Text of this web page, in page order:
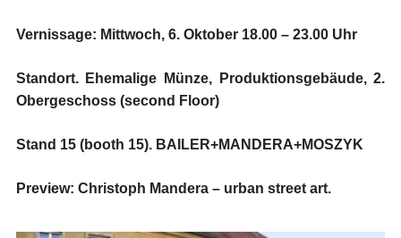
Vernissage: Mittwoch, 6. Oktober 18.00 – 23.00 Uhr
Standort. Ehemalige Münze, Produktionsgebäude, 2.
Obergeschoss (second Floor)
Stand 15 (booth 15). BAILER+MANDERA+MOSZYK
Preview: Christoph Mandera – urban street art.